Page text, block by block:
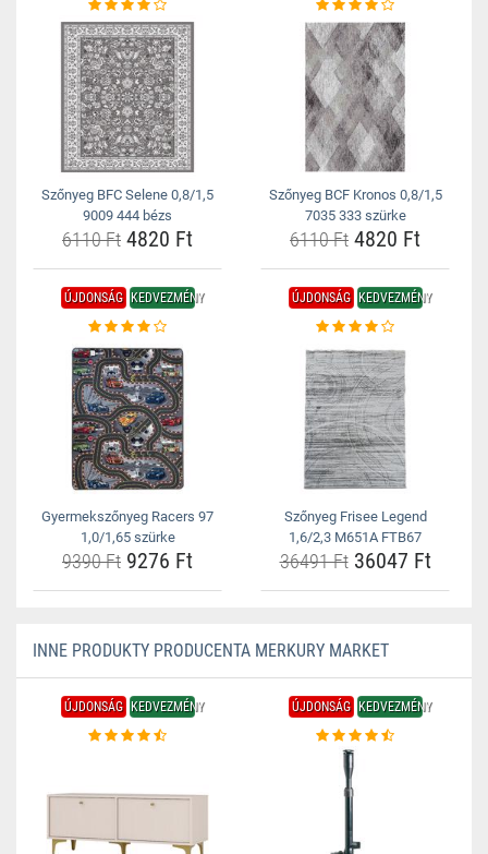
Szőnyeg BFC Selene 0,8/1,5
9009 444 bézs
6110 Ft 4820 Ft
Szőnyeg BCF Kronos 0,8/1,5
7035 333 szürke
6110 Ft 4820 Ft
ÚJDONSÁG KEDVEZMÉNY
Gyermekszőnyeg Racers 97
1,0/1,65 szürke
9390 Ft 9276 Ft
ÚJDONSÁG KEDVEZMÉNY
Szőnyeg Frisee Legend
1,6/2,3 M651A FTB67
36491 Ft36047 Ft
INNE PRODUKTY PRODUCENTA MERKURY MARKET
ÚJDONSÁG KEDVEZMÉNY ÚJDONSÁG KEDVEZMÉNY